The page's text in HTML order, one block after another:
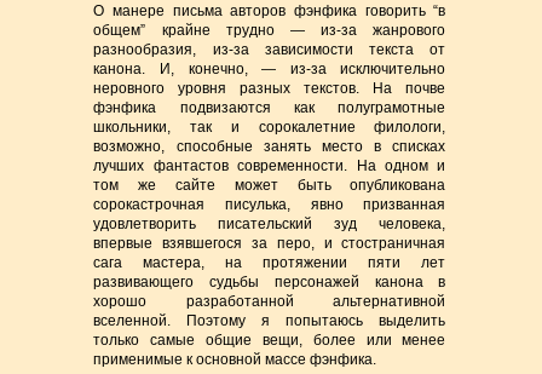
О манере письма авторов фэнфика говорить “в
общем” крайне трудно — из-за жанрового
разнообразия, из-за зависимости текста от
канона. И, конечно, — из-за исключительно
неровного уровня разных текстов. На почве
фэнфика подвизаются как полуграмотные
школьники, так и сорокалетние филологи,
возможно, способные занять место в списках
лучших фантастов современности. На одном и
том же сайте может быть опубликована
сорокастрочная писулька, явно призванная
удовлетворить писательский зуд человека,
впервые взявшегося за перо, и стостраничная
сага мастера, на протяжении пяти лет
развивающего судьбы персонажей канона в
хорошо разработанной альтернативной
вселенной. Поэтому я попытаюсь выделить
только самые общие вещи, более или менее
применимые к основной массе фэнфика.